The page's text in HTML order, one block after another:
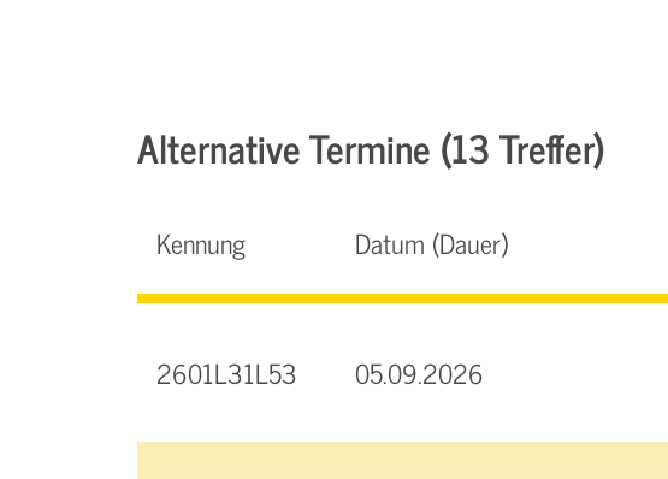
Alternative Termine (13 Treffer)
Kennung Datum (Dauer)
2601L31L53 05.09.2026